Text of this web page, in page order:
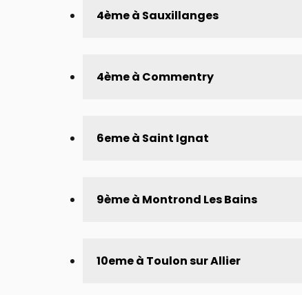
4ème à Sauxillanges
4ème à Commentry
6eme à Saint Ignat
9ème à Montrond Les Bains
10eme à Toulon sur Allier